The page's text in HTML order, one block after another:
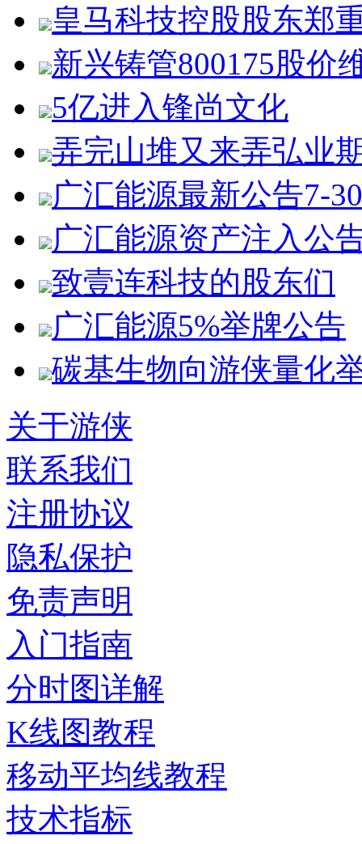
皇马科技控股股东郑
新兴铸管800175股价
5亿进入锋尚文化
弄完山堆又来弄弘业
广汇能源最新公告7-30
广汇能源资产注入公
致壹连科技的股东们
广汇能源5%举牌公告
碳基生物向游侠量化
关于游侠
联系我们
注册协议
隐私保护
免责声明
入门指南
分时图详解
K线图教程
移动平均线教程
技术指标